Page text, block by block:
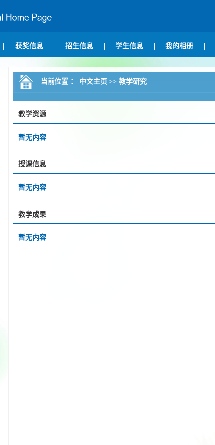
获奖信息 招生信息 学生信息 我的相册
当前位置 ： 中文主页 >> 教学研究
教学资源
暂无内容
授课信息
暂无内容
教学成果
暂无内容